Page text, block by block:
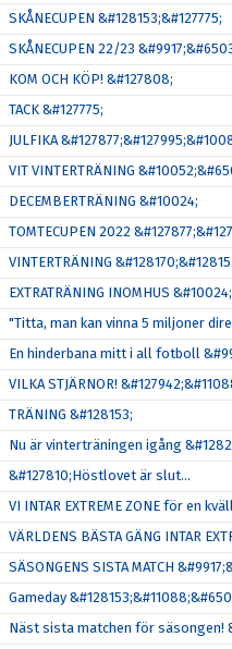
SKÅNECUPEN &#128153;&#127775;
SKÅNECUPEN 22/23
KOM OCH KÖP! &#127808;
TACK &#127775;
JULFIKA
VIT VINTERTRÄNING
DECEMBERTRÄNING &#10024;
TOMTECUPEN 2022
VINTERTRÄNING
EXTRATRÄNING INOMHUS &#10024;
"Titta, man kan vinna 5 miljoner
En hinderbana mitt i all fotboll
VILKA STJÄRNOR!
TRÄNING &#128153;
Nu är vinterträningen igång
&#127810;Höstlovet är slut...
VI INTAR EXTREME ZONE för en
VÄRLDENS BÄSTA GÄNG INTAR
SÄSONGENS SISTA MATCH
Gameday
Näst sista matchen för säsongen!